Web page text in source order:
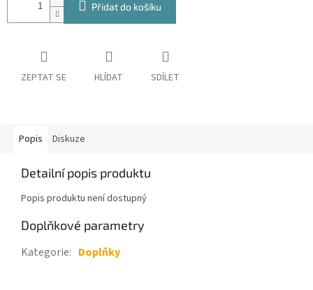
Přidat do košíku
ZEPTAT SE HLÍDAT SDÍLET
Popis Diskuze
Detailní popis produktu
Popis produktu není dostupný
Doplňkové parametry
Kategorie: Doplňky